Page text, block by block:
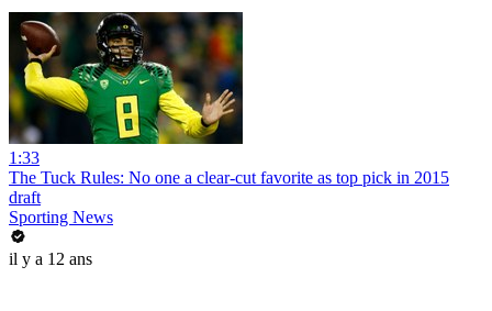
1:33
The Tuck Rules: No one a clear-cut favorite as top pick in 2015
draft
Sporting News
il y a 12 ans